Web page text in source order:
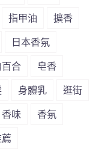
指甲油 擴香
日本香氛
百合 皂香
身體乳 逛街
香味 香氛
薦